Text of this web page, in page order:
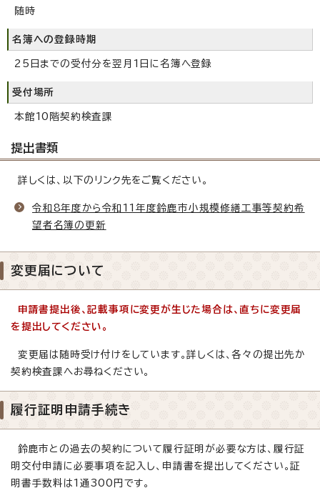
随時
名簿への登録時期
25日までの受付分を翌月1日に名簿へ登録
受付場所
本館10階契約検査課
提出書類
詳しくは、以下のリンク先をご覧ください。
令和8年度から令和11年度鈴鹿市小規模修繕工事等契約希
望者名簿の更新
変更届について
申請書提出後、記載事項に変更が生じた場合は、直ちに変更届
を提出してください。
変更届は随時受け付けをしています。詳しくは、各々の提出先か
契約検査課へお尋ねください。
履行証明申請手続き
鈴鹿市との過去の契約について履行証明が必要な方は、履行証
明交付申請に必要事項を記入し、申請書を提出してください。証
明書手数料は1通300円です。